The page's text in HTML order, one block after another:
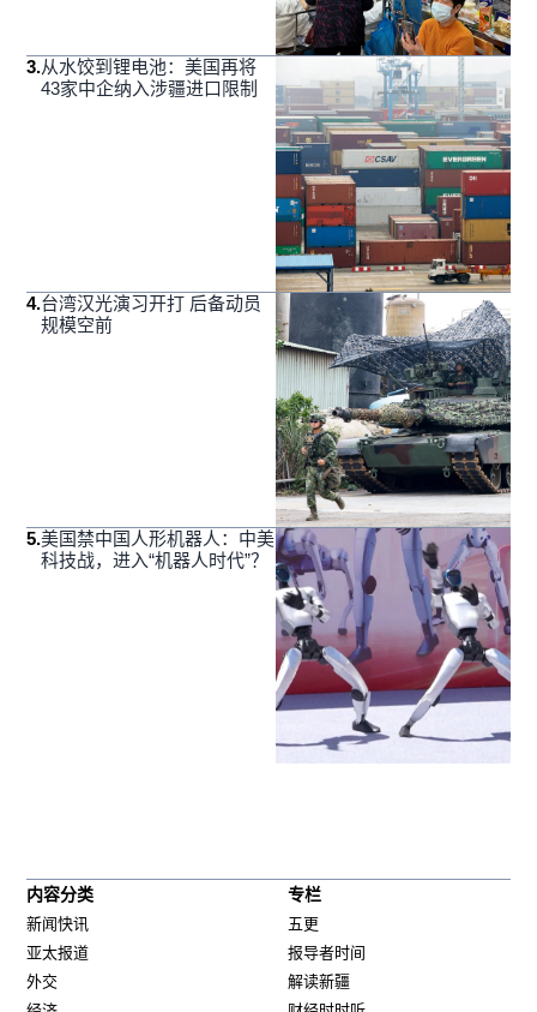
3.从水饺到锂电池：美国再将
43家中企纳入涉疆进口限制
4.台湾汉光演习开打 后备动员
规模空前
5.美国禁中国人形机器人：中美
科技战，进入“机器人时代”？
内容分类
新闻快讯
亚太报道
外交
专栏
五更
报导者时间
解读新疆